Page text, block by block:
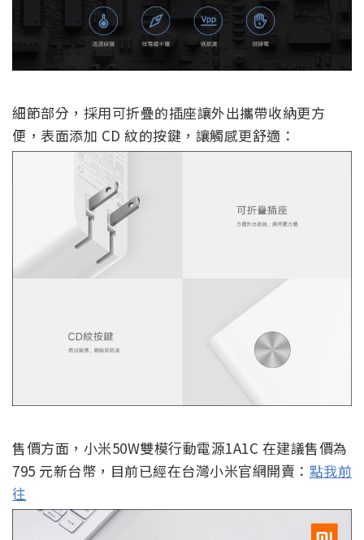
細節部分，採用可折疊的插座讓外出攜帶收納更方
便，表面添加 CD 紋的按鍵，讓觸感更舒適：
售價方面，小米50W雙模行動電源1A1C 在建議售價為
795 元新台幣，目前已經在台灣小米官網開賣： 點我前
往